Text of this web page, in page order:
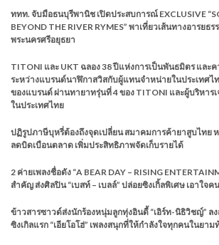
ททท. จับมือธนบุรีพานิช เปิดประสบการณ์ EXCLUSIVE
BEYOND THE RIVER RYMES” พาเที่ยวเส้นทางอารยธ
พระนครศรีอยุธยา
TITONI และ UKT ฉลอง 38 ปีแห่งการเป็นพันธมิตร และ
ระหว่างแบรนด์นาฬิกาสวิสกับผู้แทนจำหน่ายในประเทศไ
ของแบรนด์ ผ่านทายาทรุ่นที่ 4 ของ TITONI และผู้บริหารเ
ในประเทศไทย
ปฏิรูปภาษีบุหรี่ต้องถึงจุดเปลี่ยน สมาคมการค้ายาสูบไทย
ลดบิดเบือนตลาด เพิ่มประสิทธิภาพจัดเก็บรายได้
2 ค่ายเพลงชื่อดัง “A BEAR DAY – RISING
สำคัญ ส่งศิลปิน “เบสท์ – เบลล์” ปล่อยซิงเกิ้ลพิเศษ เอาใจค
ข้าวสารซาวด์ส่งนักร้องหนุ่มลูกทุ่งอินดี้ “เอิร์ท-นิธิวิชญ์” ล
ซิงเกิลแรก “เอียโอโฮ่” เพลงสนุกที่ให้กำลังใจทุกคนในยา